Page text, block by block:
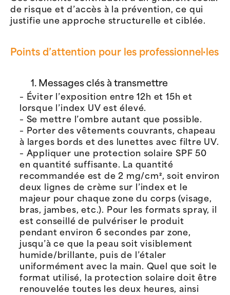
de risque et d’accès à la prévention, ce qui
justifie une approche structurelle et ciblée.
Points d’attention pour les professionnel·les
1. Messages clés à transmettre
– Éviter l’exposition entre 12h et 15h et
lorsque l’index UV est élevé.
– Se mettre l’ombre autant que possible.
– Porter des vêtements couvrants, chapeau
à larges bords et des lunettes avec filtre UV.
– Appliquer une protection solaire SPF 50
en quantité suffisante. La quantité
recommandée est de 2 mg/cm², soit environ
deux lignes de crème sur l’index et le
majeur pour chaque zone du corps (visage,
bras, jambes, etc.). Pour les formats spray, il
est conseillé de pulvériser le produit
pendant environ 6 secondes par zone,
jusqu’à ce que la peau soit visiblement
humide/brillante, puis de l’étaler
uniformément avec la main. Quel que soit le
format utilisé, la protection solaire doit être
renouvelée toutes les deux heures, ainsi